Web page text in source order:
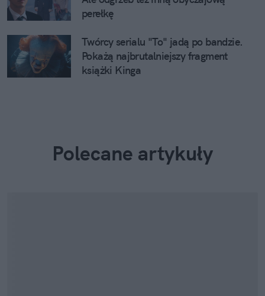
perełkę
Twórcy serialu "To" jadą po bandzie.
Pokażą najbrutalniejszy fragment
książki Kinga
Polecane artykuły